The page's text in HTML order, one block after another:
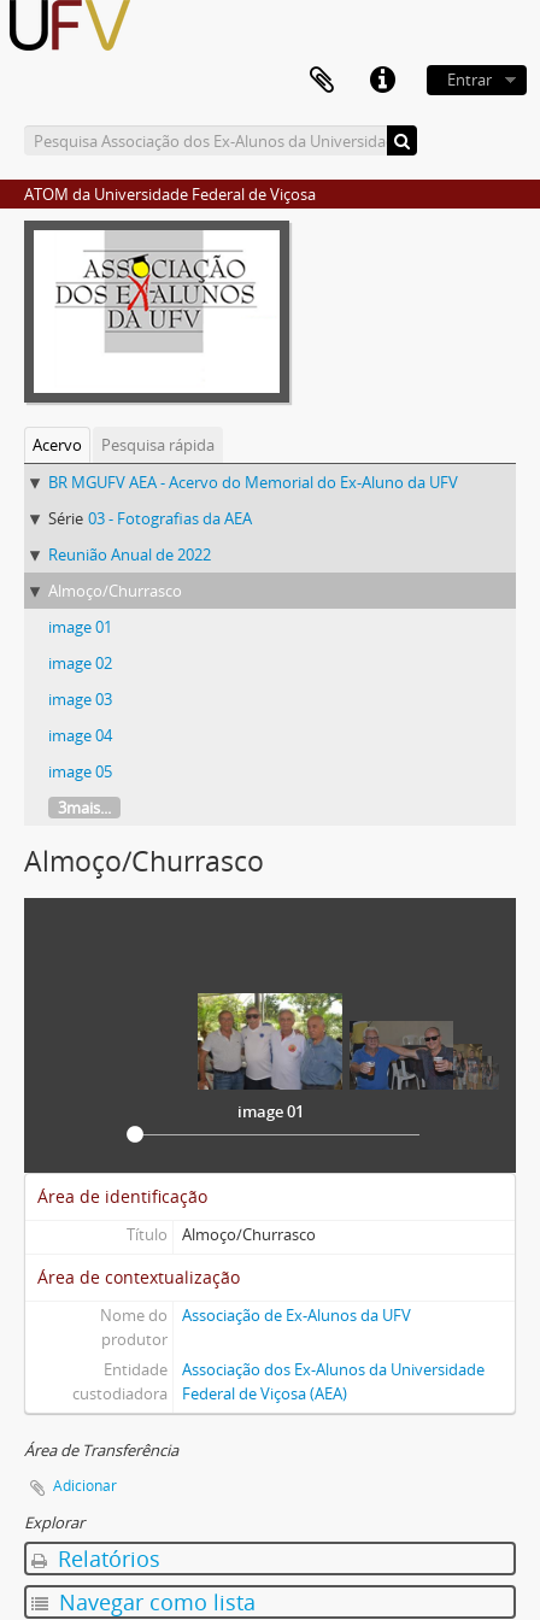
Entrar
ATOM da Universidade Federal de Viçosa
Acervo
Pesquisa rápida
BR MGUFV AEA - Acervo do Memorial do Ex-Aluno da UFV
Série 03 - Fotografias da AEA
Reunião Anual de 2022
Almoço/Churrasco
image 01
image 02
image 03
image 04
image 05
3mais...
Almoço/Churrasco
image 01
Área de identificação
Título Almoço/Churrasco
Área de contextualização
Nome do
produtor
Associação de Ex-Alunos da UFV
Entidade
custodiadora
Associação dos Ex-Alunos da Universidade
Federal de Viçosa (AEA)
Área de Transferência
Adicionar
Explorar
Relatórios
Navegar como lista